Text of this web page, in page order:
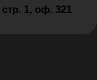
стр. 1, оф. 321